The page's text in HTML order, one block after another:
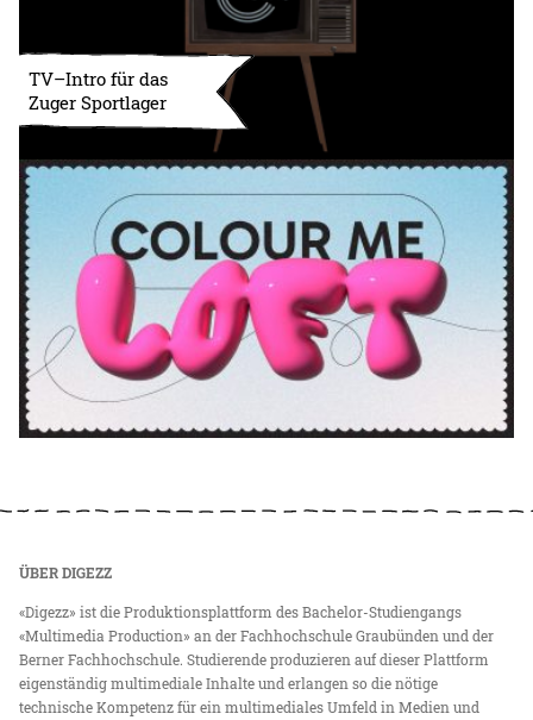
TV–Intro für das
Zuger Sportlager
ÜBER DIGEZZ
«Digezz» ist die Produktionsplattform des Bachelor-Studiengangs
«Multimedia Production» an der Fachhochschule Graubünden und der
Berner Fachhochschule. Studierende produzieren auf dieser Plattform
eigenständig multimediale Inhalte und erlangen so die nötige
technische Kompetenz für ein multimediales Umfeld in Medien und